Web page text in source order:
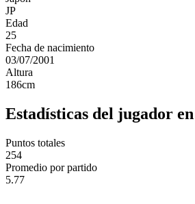
JP
Edad
25
Fecha de nacimiento
03/07/2001
Altura
186cm
Estadísticas del jugador
Puntos totales
254
Promedio por partido
5.77